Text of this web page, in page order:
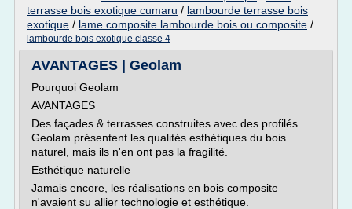
terrasse bois exotique cumaru / lambourde terrasse bois
exotique / lame composite lambourde bois ou composite /
lambourde bois exotique classe 4
AVANTAGES | Geolam
Pourquoi Geolam
AVANTAGES
Des façades & terrasses construites avec des profilés
Geolam présentent les qualités esthétiques du bois
naturel, mais ils n'en ont pas la fragilité.
Esthétique naturelle
Jamais encore, les réalisations en bois composite
n'avaient su allier technologie et esthétique.